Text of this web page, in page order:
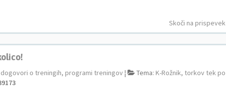
Skoči na prispevek
dogovori o treningih, programi treningov ¦ Tema: K-Rožnik, torkov tek po